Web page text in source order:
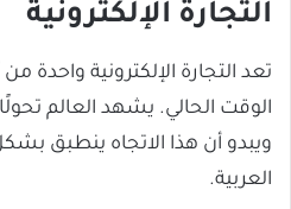
التجارة الإلكترونية
تعد التجارة الإلكترونية واحدة
الوقت الحالي. يشهد العالم
ويبدو أن هذا الاتجاه ينطبق
العربية.